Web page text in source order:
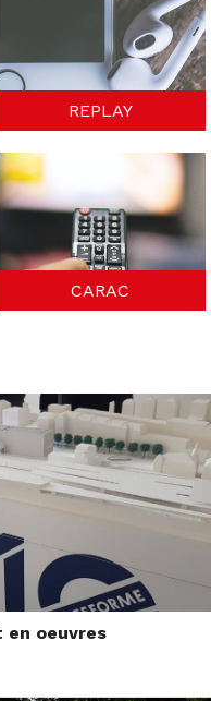
REPLAY
CARAC
en oeuvres